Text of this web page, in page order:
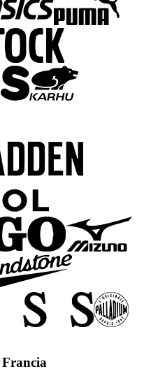
Francia